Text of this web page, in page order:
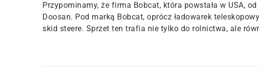
Przypominamy, że firma Bobcat, która powstała w USA,
Doosan. Pod marką Bobcat, oprócz ładowarek
skid steere. Sprzet ten trafia nie tylko do rolnictwa, ale